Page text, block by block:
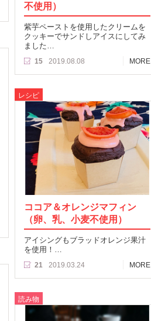
不使用）
紫芋ペーストを使用したクリームを
クッキーでサンドしアイスにしてみ
ました…
15 2019.08.08 MORE
レシピ
ココア＆オレンジマフィン
（卵、乳、小麦不使用）
アイシングもブラッドオレンジ果汁
を使用！…
21 2019.03.24 MORE
読み物